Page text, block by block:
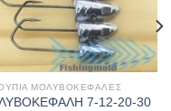
ΜΟΛΥΒΟΚΕΦΑΛΕΣ
7-12-20-30